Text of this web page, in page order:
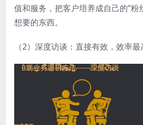
值和服务，把客户培养成自己的”粉
想要的东西。
（2）深度访谈：直接有效，效率最